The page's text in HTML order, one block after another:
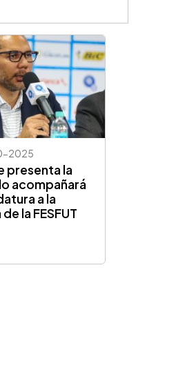
2025
presenta la
acompañará
a la
la FESFUT